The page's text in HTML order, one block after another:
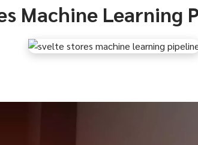
Machine Learning